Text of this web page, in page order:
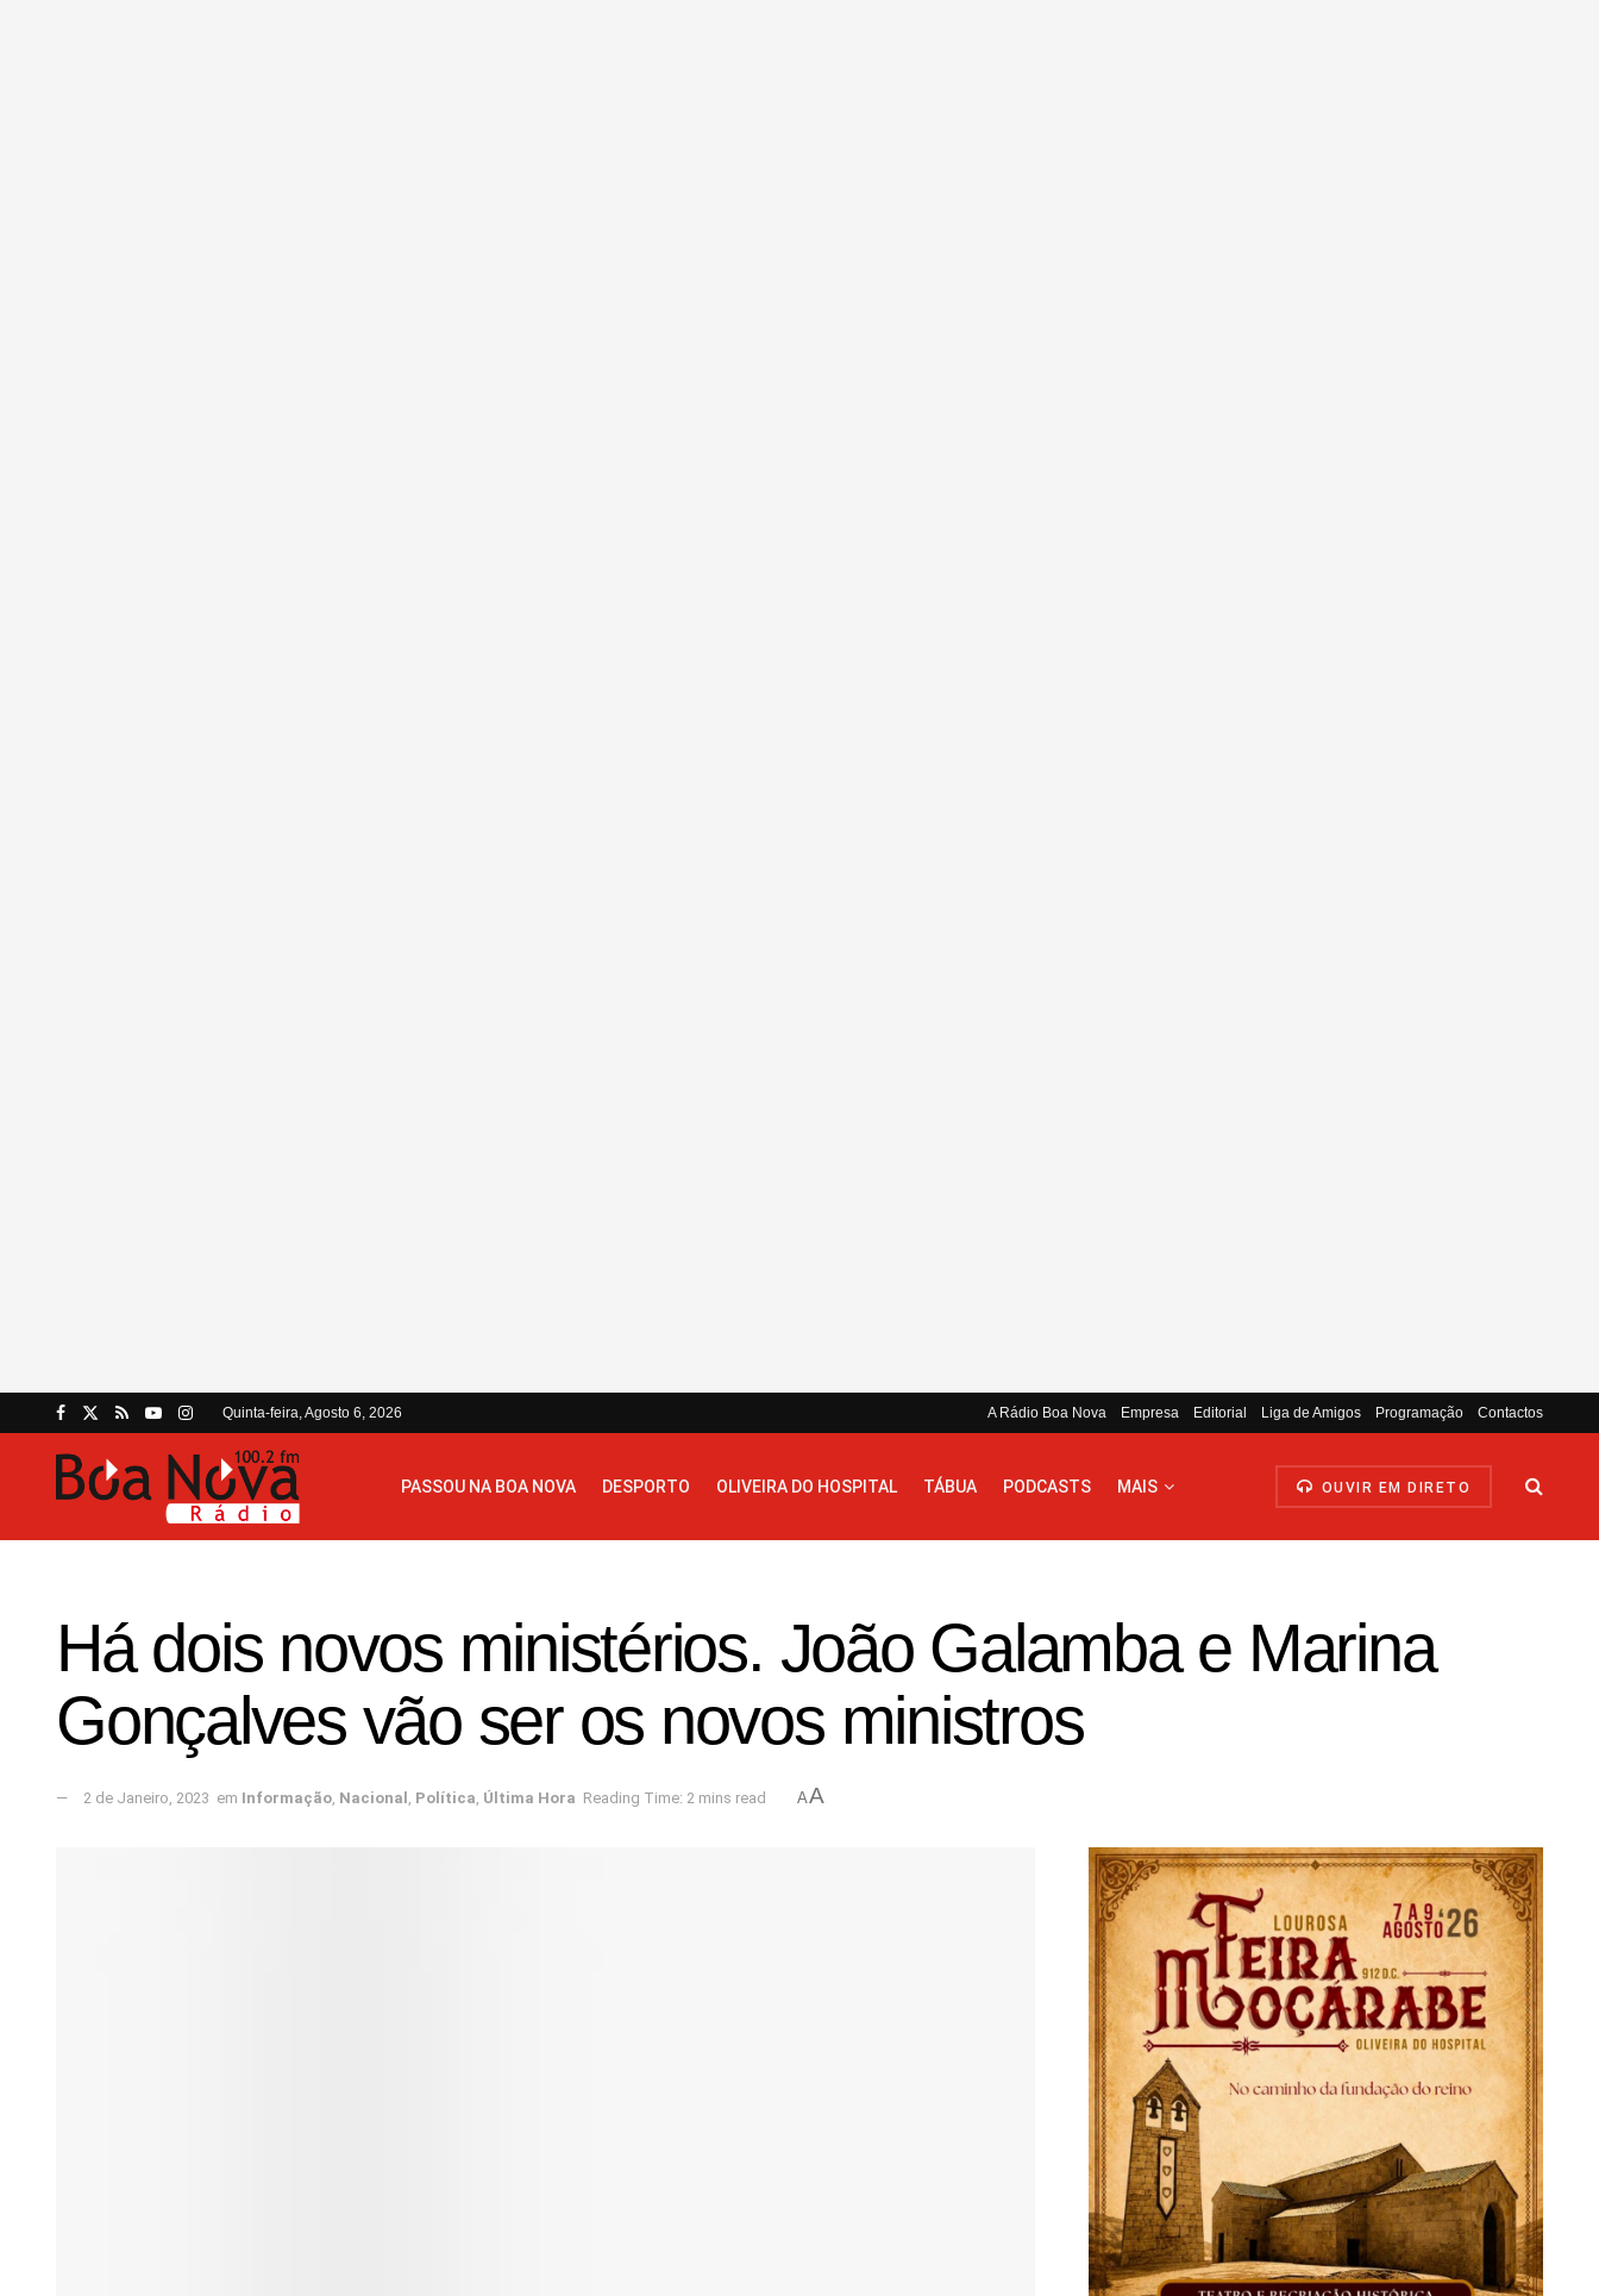
Quinta-feira, Agosto 6, 2026 A Rádio Boa Nova Empresa Editorial Liga de Amigos Programação Contactos
PASSOU NA BOA NOVA DESPORTO OLIVEIRA DO HOSPITAL TÁBUA PODCASTS MAIS OUVIR EM DIRETO
Há dois novos ministérios. João Galamba e Marina
Gonçalves vão ser os novos ministros
2 de Janeiro, 2023 em Informação, Nacional , Política, Última Hora Reading Time: 2 mins read AA